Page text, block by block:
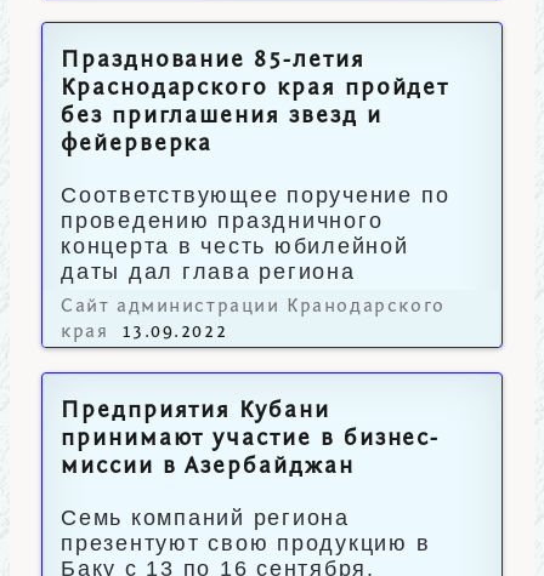
Празднование 85-летия
Краснодарского края пройдет
без приглашения звезд и
фейерверка
Соответствующее поручение по
проведению праздничного
концерта в честь юбилейной
даты дал глава региона
Вениамин Кондратьев.
Сайт администрации Кранодарского
края
13.09.2022
Предприятия Кубани
принимают участие в бизнес-
миссии в Азербайджан
Семь компаний региона
презентуют свою продукцию в
Баку с 13 по 16 сентября.